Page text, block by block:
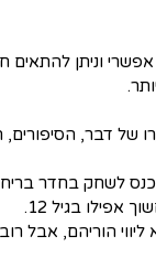
וניתן להתאים
של דבר,
בגיל 12.
מאוד לשחק בחדר בריחה ללא